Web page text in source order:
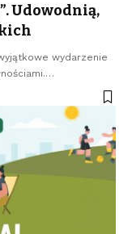
Udowodnią,
wydarzenie